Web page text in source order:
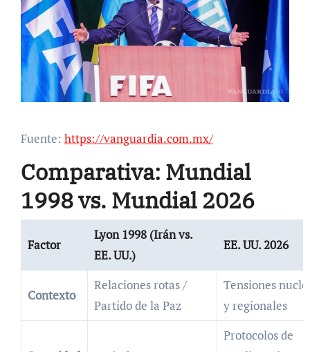
Fuente: https://vanguardia.com.mx/
Comparativa: Mundial
1998 vs. Mundial 2026
Factor
Lyon 1998 (Irán vs.
EE. UU.)
EE. UU. 2026
Contexto
Relaciones rotas /
Partido de la Paz
Tensiones
y regionales
Protocolos de